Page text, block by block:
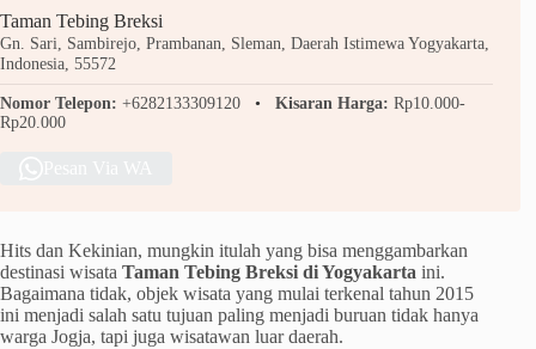
Taman Tebing Breksi
Gn. Sari, Sambirejo, Prambanan, Sleman, Daerah Istimewa Yogyakarta,
Indonesia, 55572
Nomor Telepon: +6282133309120 Kisaran Harga: Rp10.000-
Rp20.000
Hits dan Kekinian, mungkin itulah yang bisa menggambarkan
destinasi wisata Taman Tebing Breksi di Yogyakarta ini.
Bagaimana tidak, objek wisata yang mulai terkenal tahun 2015
ini menjadi salah satu tujuan paling menjadi buruan tidak hanya
warga Jogja, tapi juga wisatawan luar daerah.